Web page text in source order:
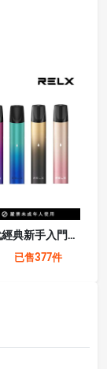
悅刻Relx 1代經典新手入門系列 6色可選 傻瓜式操作
已售377件